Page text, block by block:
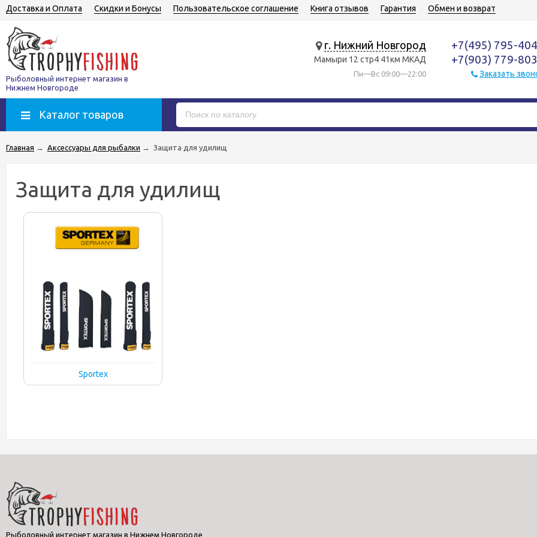
Доставка и Оплата Скидки и Бонусы Пользовательское соглашение Книга отзывов Гарантия Обмен и возврат
Рыболовный интернет магазин в
Нижнем Новгороде
г. Нижний Новгород
Мамыри 12 стр4 41км МКАД
Пн—Вс 09:00—22:00
+7(495) 795-
+7(903) 779-
Заказать
Каталог товаров
Главная → Аксессуары для рыбалки → Защита для удилищ
Защита для удилищ
Sportex
Рыболовный интернет магазин в Нижнем Новгороде